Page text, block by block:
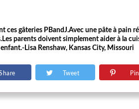
ces gâteries PBandJ.Avec une pâte à
parents doivent simplement aider à la
Lisa Renshaw, Kansas City, Missouri
Tweet Pin